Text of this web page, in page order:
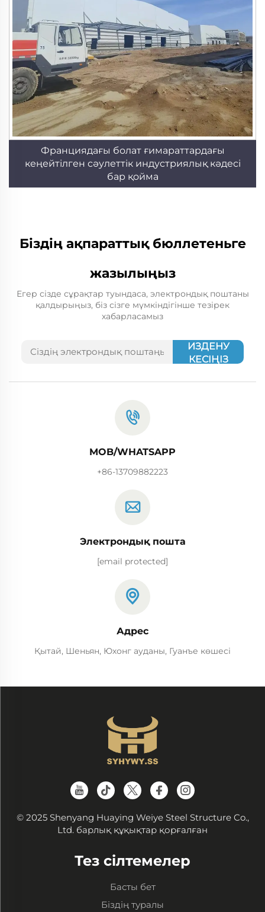
Франциядағы болат ғимараттардағы
кеңейтілген сәулеттік индустриялық кәдесі
бар қойма
Біздің ақпараттық бюллетеньге
жазылыңыз
Егер сізде сұрақтар туындаса, электрондық поштаны
қалдырыңыз, біз сізге мүмкіндігінше тезірек
хабарласамыз
ИЗДЕНУ
КЕСІҢІЗ
MOB/WHATSAPP
+86-13709882223
Электрондық пошта
[email protected]
Адрес
Қытай, Шеньян, Юхонг ауданы, Гуанъе көшесі
© 2025 Shenyang Huaying Weiye Steel Structure Co.,
Ltd. барлық құқықтар қорғалған
Тез сілтемелер
Басты бет
Біздің туралы